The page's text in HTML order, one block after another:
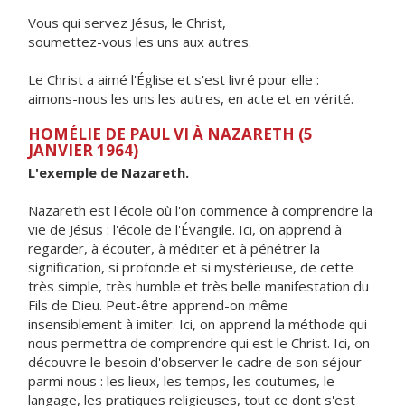
Vous qui servez Jésus, le Christ,
soumettez-vous les uns aux autres.
Le Christ a aimé l'Église et s'est livré pour elle :
aimons-nous les uns les autres, en acte et en vérité.
HOMÉLIE DE PAUL VI À NAZARETH (5
JANVIER 1964)
L'exemple de Nazareth.
Nazareth est l'école où l'on commence à comprendre la
vie de Jésus : l'école de l'Évangile. Ici, on apprend à
regarder, à écouter, à méditer et à pénétrer la
signification, si profonde et si mystérieuse, de cette
très simple, très humble et très belle manifestation du
Fils de Dieu. Peut-être apprend-on même
insensiblement à imiter. Ici, on apprend la méthode qui
nous permettra de comprendre qui est le Christ. Ici, on
découvre le besoin d'observer le cadre de son séjour
parmi nous : les lieux, les temps, les coutumes, le
langage, les pratiques religieuses, tout ce dont s'est